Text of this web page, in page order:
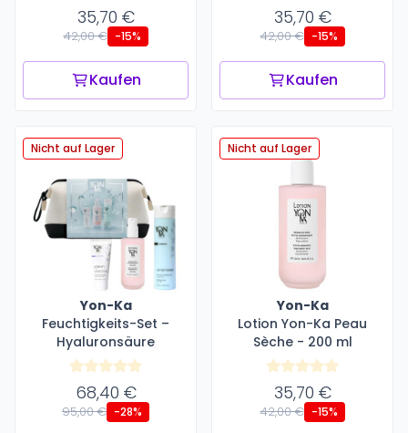
35,70 €
42,00 € -15%
Kaufen
35,70 €
42,00 € -15%
Kaufen
Nicht auf Lager
Yon-Ka
Feuchtigkeits-Set –
Hyaluronsäure
68,40 €
95,00 € -28%
Nicht auf Lager
Yon-Ka
Lotion Yon-Ka Peau
Sèche - 200 ml
35,70 €
42,00 € -15%